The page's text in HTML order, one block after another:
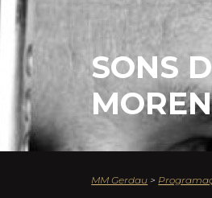
SONS
MM Gerdau >